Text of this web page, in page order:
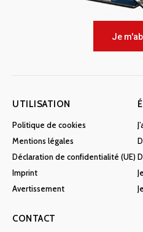
Je
UTILISATION
Politique de cookies
Mentions légales
Déclaration de confidentialité (UE)
Imprint
Avertissement
CONTACT